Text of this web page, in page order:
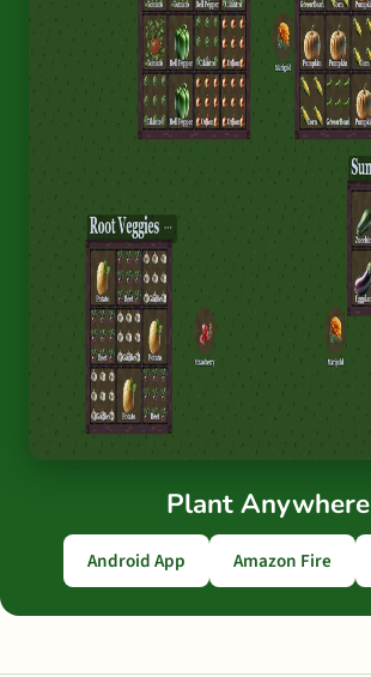
Plant Anywhere
Android App Amazon Fire